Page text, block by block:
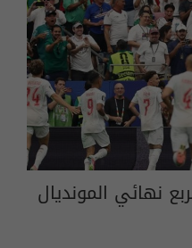
نهائي المونديال